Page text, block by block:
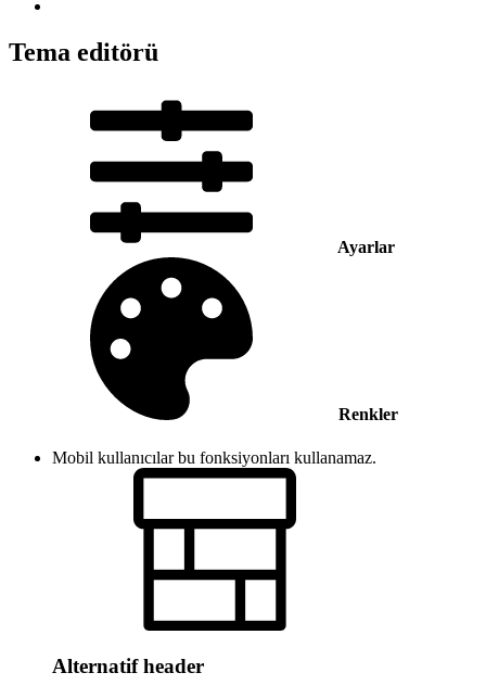
Tema editörü
Ayarlar
Renkler
Mobil kullanıcılar bu fonksiyonları kullanamaz.
Alternatif header